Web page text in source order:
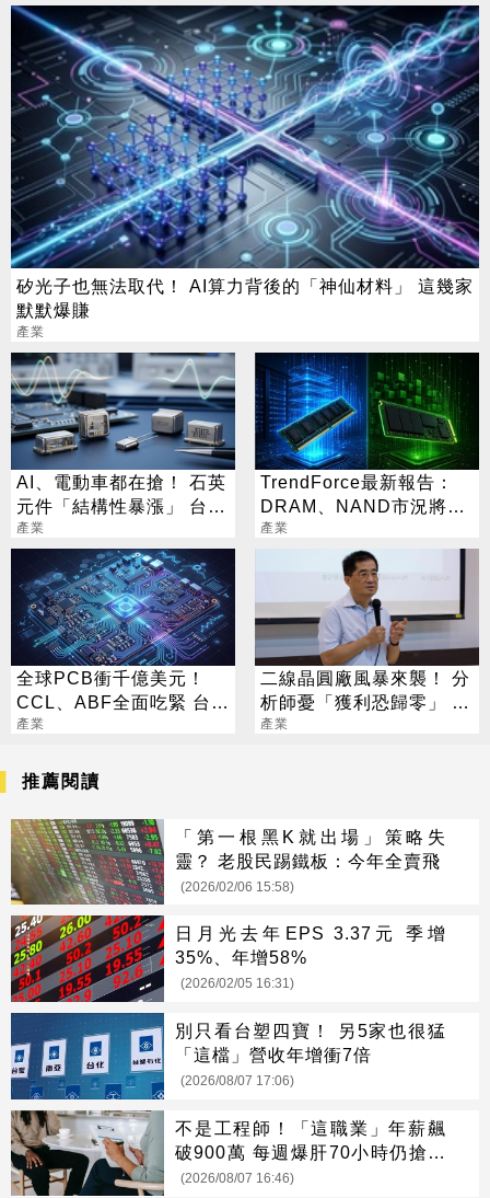
矽光子也無法取代！ AI算力背後的「神仙材料」 這幾家
默默爆賺
產業
AI、電動車都在搶！ 石英
元件「結構性暴漲」 台廠
6雄訂單排到明年
產業
TrendForce最新報告：
DRAM、NAND市況將分
道揚鑣
產業
全球PCB衝千億美元！
CCL、ABF全面吃緊 台廠
迎兆元商機
產業
二線晶圓廠風暴來襲！ 分
析師憂「獲利恐歸零」 聯
電回應了
產業
推薦閱讀
「第一根黑K就出場」策略失
靈？ 老股民踢鐵板：今年全賣飛
(2026/02/06 15:58)
日月光去年EPS 3.37元 季增
35%、年增58%
(2026/02/05 16:31)
別只看台塑四寶！ 另5家也很猛
「這檔」營收年增衝7倍
(2026/08/07 17:06)
不是工程師！「這職業」年薪飆
破900萬 每週爆肝70小時仍搶破
頭
(2026/08/07 16:46)